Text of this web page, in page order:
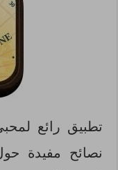
تطبيق رائع
نصائح مفيدة